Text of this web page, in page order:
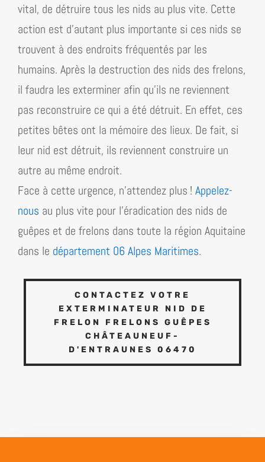
vital, de détruire tous les nids au plus vite. Cette
action est d’autant plus importante si ces nids se
trouvent à des endroits fréquentés par les
humains. Après la destruction des nids des frelons,
il faudra les exterminer afin qu’ils ne reviennent
pas reconstruire ce qui a été détruit. En effet, ces
petites bêtes ont la mémoire des lieux. De fait, si
leur nid est détruit, ils reviennent construire un
autre au même endroit.
Face à cette urgence, n’attendez plus ! Appelez-
nous au plus vite pour l’éradication des nids de
guêpes et de frelons dans toute la région Aquitaine
dans le département 06 Alpes Maritimes.
CONTACTEZ VOTRE
EXTERMINATEUR NID DE
FRELON FRELONS GUÊPES
CHÂTEAUNEUF-
D'ENTRAUNES 06470